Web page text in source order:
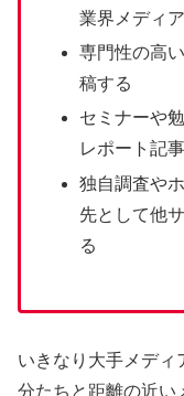
業界メディ
専門性の高
稿する
セミナーや
レポート記
独自調査や
先として他
る
いきなり大手メディ
分たちと距離の近い